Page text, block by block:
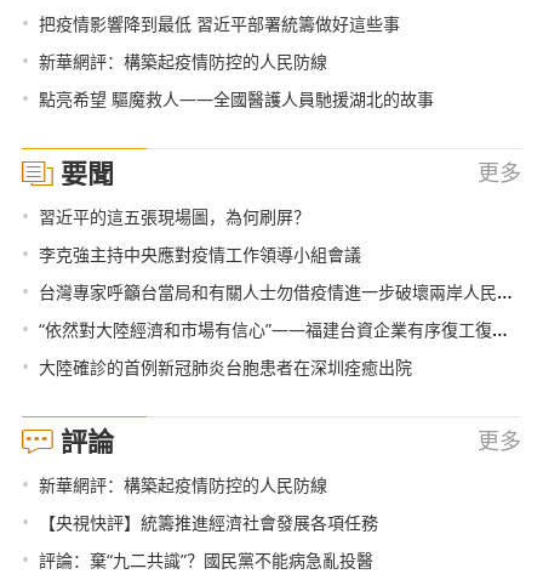
• 把疫情影響降到最低 習近平部署統籌做好這些事
• 新華網評：構築起疫情防控的人民防線
• 點亮希望 驅魔救人——全國醫護人員馳援湖北的故事
要聞 更多
• 習近平的這五張現場圖，為何刷屏？
• 李克強主持中央應對疫情工作領導小組會議
• 台灣專家呼籲台當局和有關人士勿借疫情進一步破壞兩岸人民感情
• “依然對大陸經濟和市場有信心”——福建台資企業有序復工復産見聞
• 大陸確診的首例新冠肺炎台胞患者在深圳痊癒出院
評論 更多
• 新華網評：構築起疫情防控的人民防線
• 【央視快評】統籌推進經濟社會發展各項任務
• 評論：棄“九二共識”？國民黨不能病急亂投醫